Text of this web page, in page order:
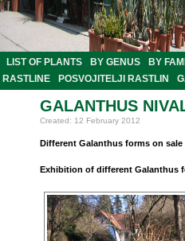
LIST OF PLANTS BY GENUS BY
RASTLINE
POSVOJITELJI RASTLIN
GALANTHUS
Created: 12 February 2012
Different Galanthus forms on sale
Exhibition of different Galanthus